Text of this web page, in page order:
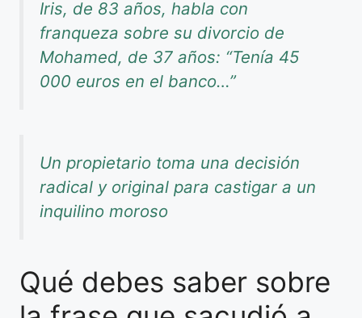
Iris, de 83 años, habla con
franqueza sobre su divorcio de
Mohamed, de 37 años: “Tenía 45
000 euros en el banco…”
Un propietario toma una decisión
radical y original para castigar a un
inquilino moroso
Qué debes saber sobre